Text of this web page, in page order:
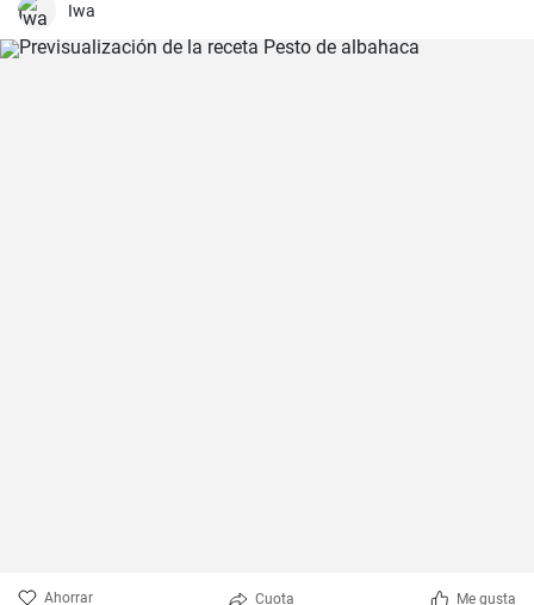
Iwa
Ahorrar Cuota Me gusta